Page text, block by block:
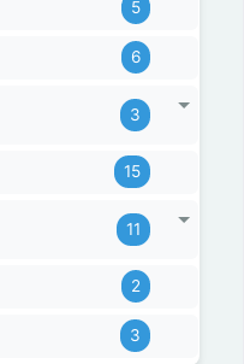
5
6
3
15
11
2
3